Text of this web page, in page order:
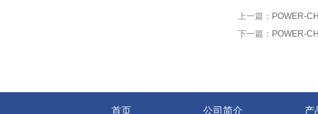
上一篇： POWER-
下一篇： POWER-
首页 公司简介 产